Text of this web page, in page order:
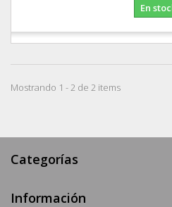
En
Mostrando 1 - 2 de 2 items
Categorías
Información